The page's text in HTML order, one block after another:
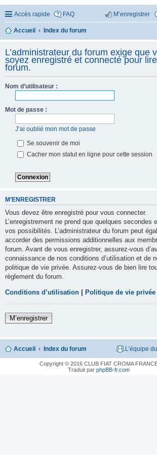
Accès rapide FAQ M’enregistrer
Accueil Index du forum
L’administrateur du forum exige que
soyez enregistré et connecté pour
forum.
Nom d’utilisateur :
Mot de passe :
J’ai oublié mon mot de passe
Se souvenir de moi
Cacher mon statut en ligne pour cette session
M’ENREGISTRER
Vous devez être enregistré pour vous connecter.
L’enregistrement ne prend que quelques secondes
vos possibilités. L’administrateur du forum peut
accorder des permissions additionnelles aux
forum. Avant de vous enregistrer, assurez-vous
connaissance de nos conditions d’utilisation et de
politique de vie privée. Assurez-vous de bien lire
règlement du forum.
Conditions d’utilisation Politique de vie privée
M’enregistrer
Accueil Index du forum L’équipe
Copyright © 2016 CLUB FIAT CROMA
Traduit parphpBB-fr.com